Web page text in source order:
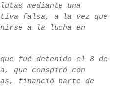
mediante una
falsa, a la vez que
a la lucha en
fué detenido el 8 de
que conspiró con
financió parte de